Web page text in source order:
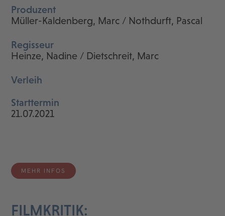
Produzent
Müller-Kaldenberg, Marc / Nothdurft, Pascal
Regisseur
Heinze, Nadine / Dietschreit, Marc
Verleih
Starttermin
21.07.2021
MEHR INFOS
FILMKRITIK: